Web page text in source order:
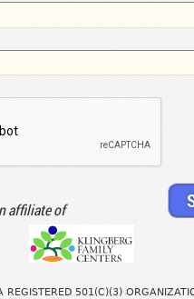
affiliate of
REGISTERED 501(C)(3)